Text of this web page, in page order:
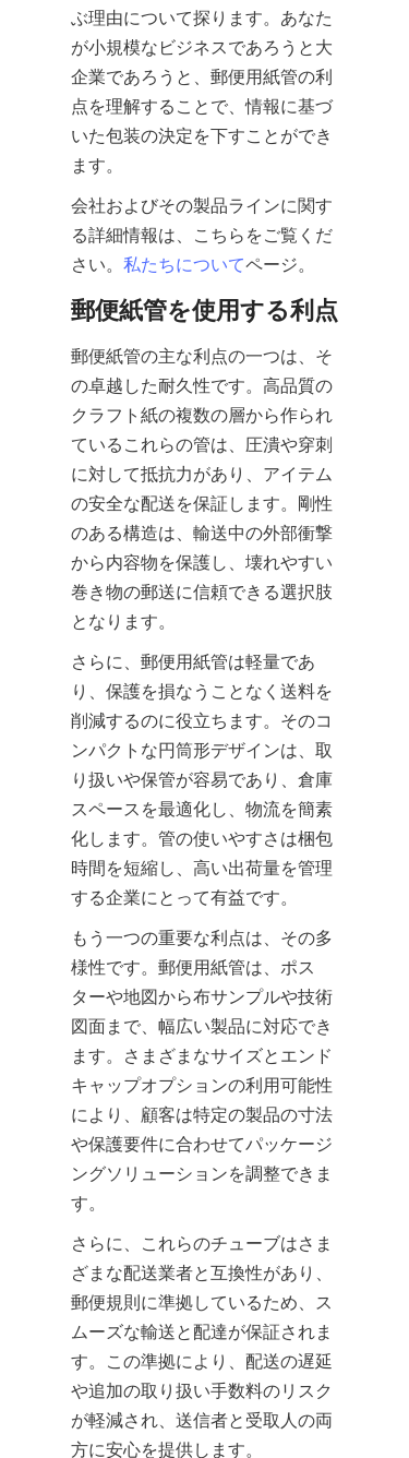
ぶ理由について探ります。あなた
が小規模なビジネスであろうと大
企業であろうと、郵便用紙管の利
点を理解することで、情報に基づ
いた包装の決定を下すことができ
ます。
会社およびその製品ラインに関す
る詳細情報は、こちらをご覧くだ
さい。 私たちについてページ。
郵便紙管を使用する利点
郵便紙管の主な利点の一つは、そ
の卓越した耐久性です。高品質の
クラフト紙の複数の層から作られ
ているこれらの管は、圧潰や穿刺
に対して抵抗力があり、アイテム
の安全な配送を保証します。剛性
のある構造は、輸送中の外部衝撃
から内容物を保護し、壊れやすい
巻き物の郵送に信頼できる選択肢
となります。
さらに、郵便用紙管は軽量であ
り、保護を損なうことなく送料を
削減するのに役立ちます。そのコ
ンパクトな円筒形デザインは、取
り扱いや保管が容易であり、倉庫
スペースを最適化し、物流を簡素
化します。管の使いやすさは梱包
時間を短縮し、高い出荷量を管理
する企業にとって有益です。
もう一つの重要な利点は、その多
様性です。郵便用紙管は、ポス
ターや地図から布サンプルや技術
図面まで、幅広い製品に対応でき
ます。さまざまなサイズとエンド
キャップオプションの利用可能性
により、顧客は特定の製品の寸法
や保護要件に合わせてパッケージ
ングソリューションを調整できま
す。
さらに、これらのチューブはさま
ざまな配送業者と互換性があり、
郵便規則に準拠しているため、ス
ムーズな輸送と配達が保証されま
す。この準拠により、配送の遅延
や追加の取り扱い手数料のリスク
が軽減され、送信者と受取人の両
方に安心を提供します。